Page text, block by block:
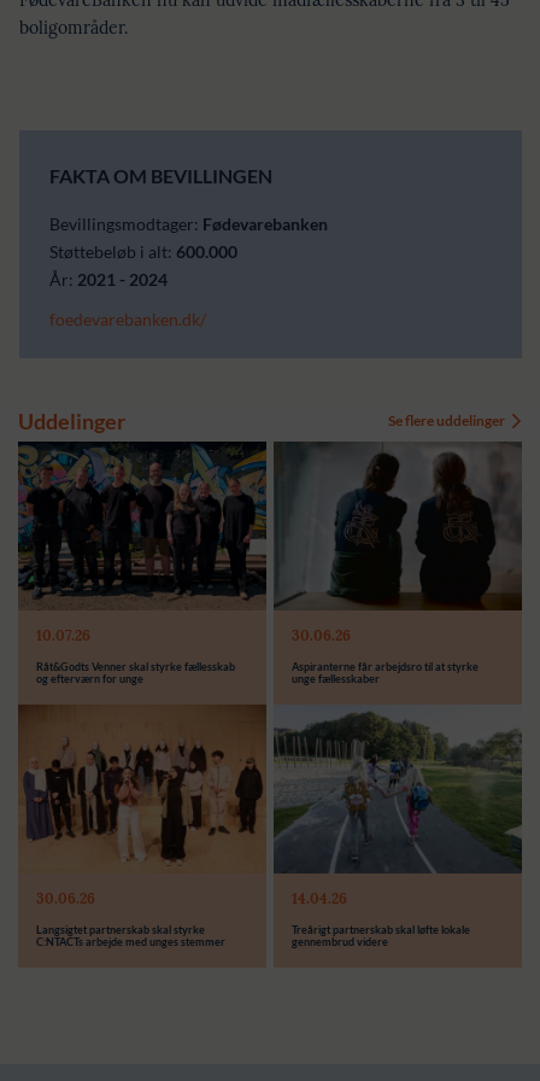
boligområder.
FAKTA OM BEVILLINGEN
Bevillingsmodtager: Fødevarebanken
Støttebeløb i alt: 600.000
År: 2021 - 2024
foedevarebanken.dk/
Uddelinger Se flere uddelinger
10.07.26
Råt&Godts Venner skal styrke fællesskab
og efterværn for unge
Modtager:
Støttebeløb i alt:
30.06.26
Aspiranterne får arbejdsro til at styrke
unge fællesskaber
Modtager:
Støttebeløb i alt:
30.06.26
Langsigtet partnerskab skal styrke
C:NTACTs arbejde med unges stemmer
Modtager:C:NTACT
Støttebeløb i alt:6.000.000 kr.
Læs mere
14.04.26
Treårigt partnerskab skal løfte lokale
gennembrud videre
Modtager:
Støttebeløb i alt: